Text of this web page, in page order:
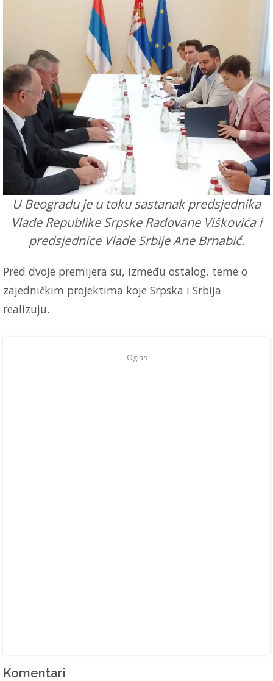
U Beogradu je u toku sastanak predsjednika
Vlade Republike Srpske Radovane Viškovića i
predsjednice Vlade Srbije Ane Brnabić.
Pred dvoje premijera su, između ostalog, teme o
zajedničkim projektima koje Srpska i Srbija
realizuju.
Oglas
Komentari